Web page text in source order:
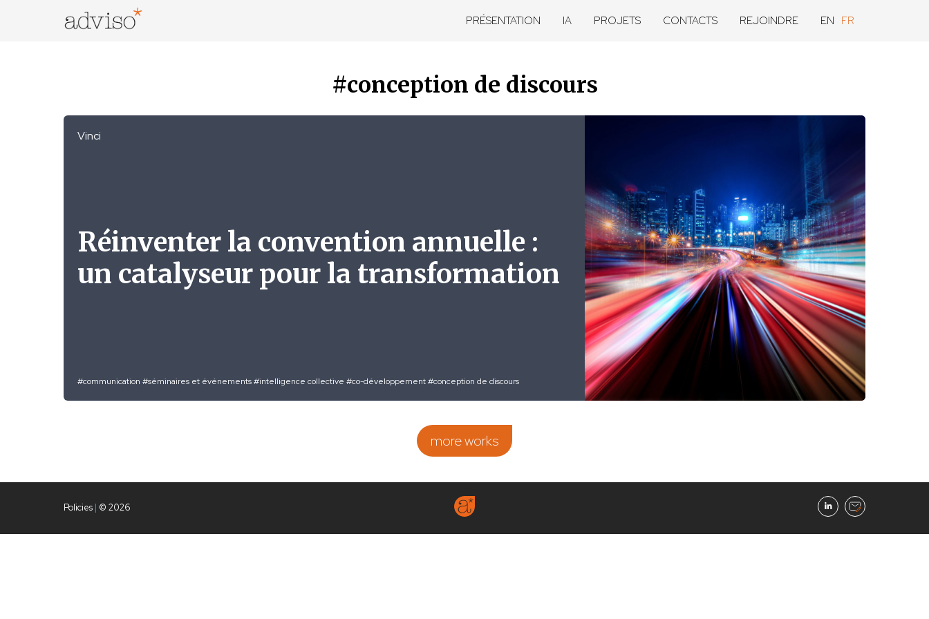
PRÉSENTATION IA PROJETS CONTACTS REJOINDRE EN FR
#conception de discours
#communication #séminaires et événements#intelligence collective #co-développement#conception de discours
Vinci
Réinventer la convention annuelle :
un catalyseur pour la transformation
more works
Policies | © 2026